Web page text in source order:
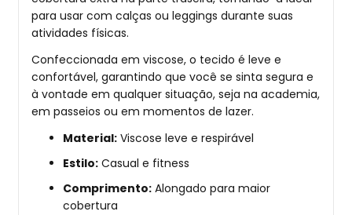
para usar com calças ou leggings durante suas
atividades físicas.
Confeccionada em viscose, o tecido é leve e
confortável, garantindo que você se sinta segura e
à vontade em qualquer situação, seja na academia,
em passeios ou em momentos de lazer.
Material: Viscose leve e respirável
Estilo: Casual e fitness
Comprimento: Alongado para maior
cobertura